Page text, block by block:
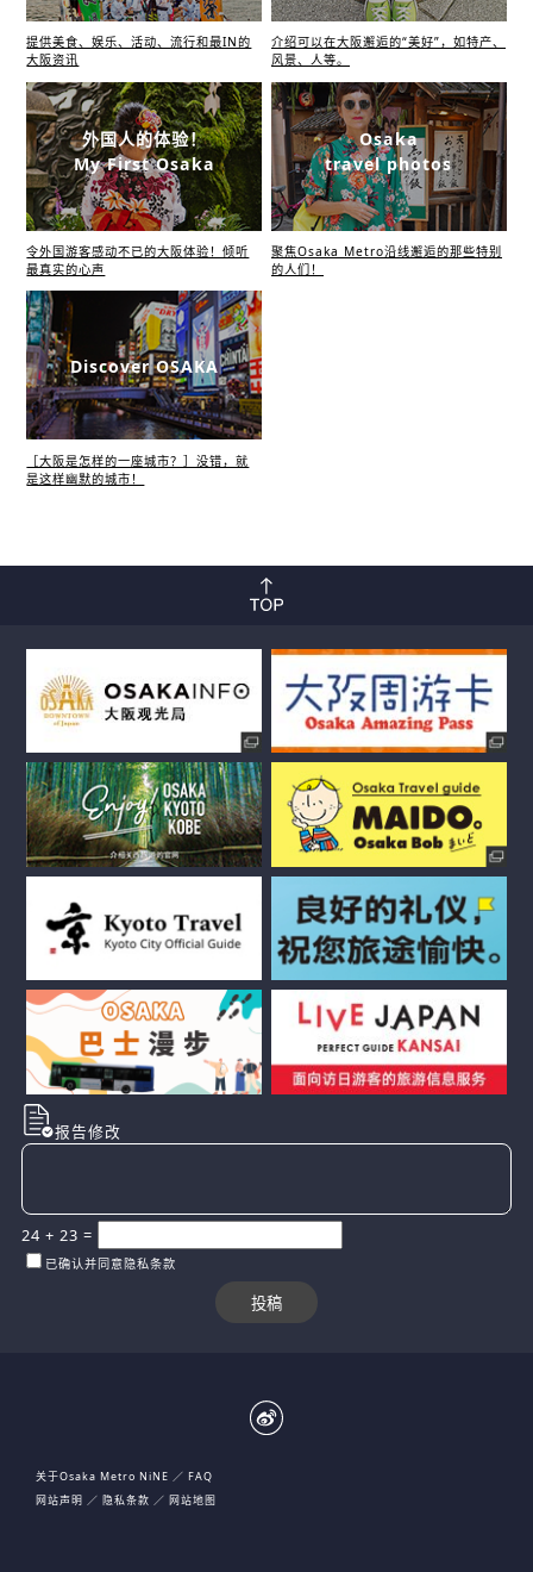
提供美食、娱乐、活动、流行和最IN的
大阪资讯
介绍可以在大阪邂逅的“美好”，如特产、
风景、人等。
外国人的体验！
My First Osaka
令外国游客感动不已的大阪体验！倾听
最真实的心声
Osaka
travel photos
聚焦Osaka Metro沿线邂逅的那些特别
的人们！
Discover OSAKA
［大阪是怎样的一座城市？］没错，就
是这样幽默的城市！
报告修改
24 + 23 =
已确认并同意隐私条款
关于Osaka Metro NiNE
FAQ
网站声明
隐私条款 网站地图